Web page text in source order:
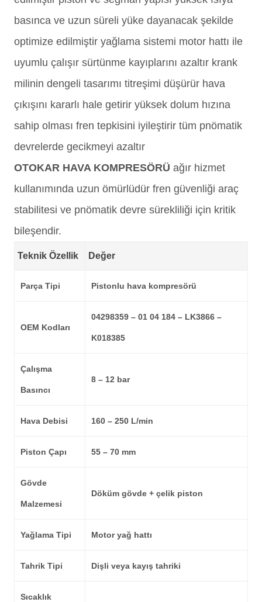
basınca ve uzun süreli yüke dayanacak şekilde
optimize edilmiştir yağlama sistemi motor hattı ile
uyumlu çalışır sürtünme kayıplarını azaltır krank
milinin dengeli tasarımı titreşimi düşürür hava
çıkışını kararlı hale getirir yüksek dolum hızına
sahip olması fren tepkisini iyileştirir tüm pnömatik
devrelerde gecikmeyi azaltır
OTOKAR HAVA KOMPRESÖRÜ ağır hizmet
kullanımında uzun ömürlüdür fren güvenliği araç
stabilitesi ve pnömatik devre sürekliliği için kritik
bileşendir.
Teknik Özellik Değer
Parça Tipi Pistonlu hava kompresörü
OEM Kodları
04298359 – 01 04 184 – LK3866 –
K018385
Çalışma
Basıncı
8 – 12 bar
Hava Debisi 160 – 250 L/min
Piston Çapı 55 – 70 mm
Gövde
Malzemesi
Döküm gövde + çelik piston
Yağlama Tipi Motor yağ hattı
Tahrik Tipi Dişli veya kayış tahriki
Sıcaklık